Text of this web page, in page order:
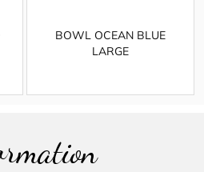
BOWL OCEAN BLUE
LARGE